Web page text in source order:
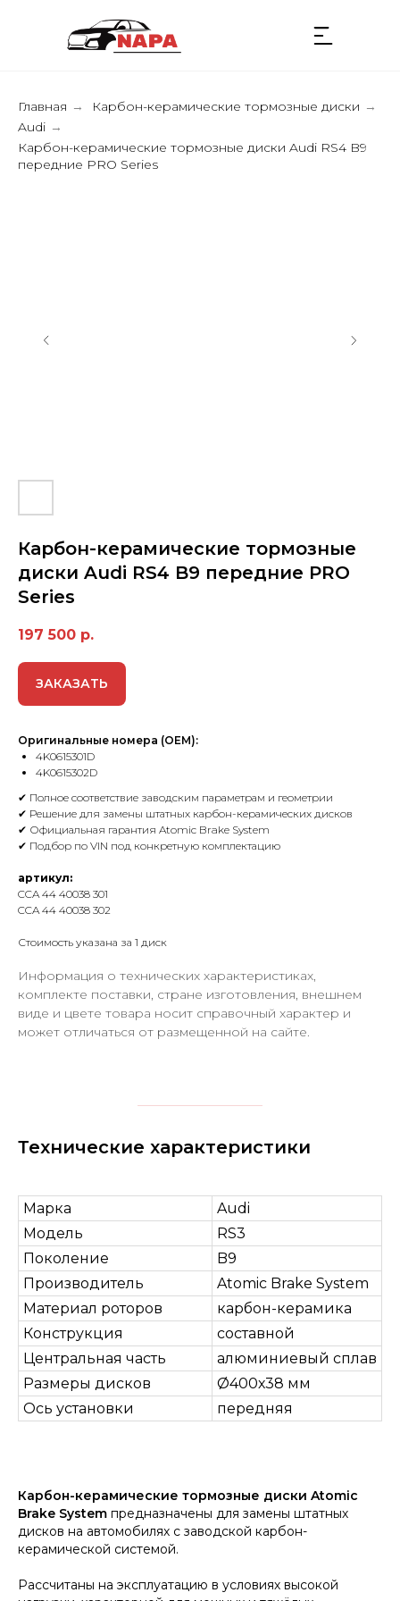
Главная → Карбон-керамические тормозные диски →
Audi →
Карбон-керамические тормозные диски Audi RS4 B9
передние PRO Series
Карбон-керамические тормозные
диски Audi RS4 B9 передние PRO
Series
197 500 р.
ЗАКАЗАТЬ
Оригинальные номера (OEM):
4K0615301D
4K0615302D
✔ Полное соответствие заводским параметрам и геометрии
✔ Решение для замены штатных карбон-керамических дисков
✔ Официальная гарантия Atomic Brake System
✔ Подбор по VIN под конкретную комплектацию
артикул:
CCA 44 40038 301
CCA 44 40038 302
Стоимость указана за 1 диск
Информация о технических характеристиках,
комплекте поставки, стране изготовления, внешнем
виде и цвете товара носит справочный характер и
может отличаться от размещенной на сайте.
Технические характеристики
Марка
Audi
Модель
RS3
Поколение
B9
Производитель
Atomic Brake System
Материал роторов
карбон-керамика
Конструкция
составной
Центральная часть
алюминиевый сплав
Размеры дисков
Ø400х38 мм
Ось установки
передняя
Карбон-керамические тормозные диски Atomic
Brake System предназначены для замены штатных
дисков на автомобилях с заводской карбон-
керамической системой.
Рассчитаны на эксплуатацию в условиях высокой